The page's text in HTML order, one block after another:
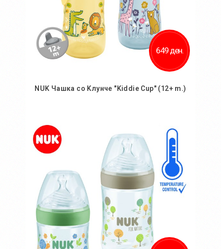
649 ден.
NUK Чашка со Kлунче "Kiddie Cup" (12+ m.)